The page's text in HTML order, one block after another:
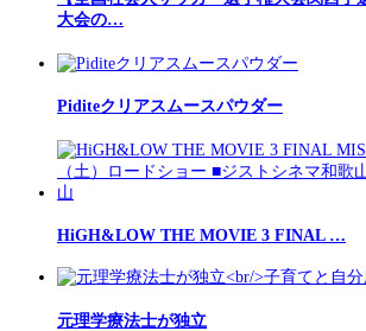
大会の…
Piditeクリアスムースパウダー
HiGH&LOW THE MOVIE 3 FINAL …
元理学療法士が独立